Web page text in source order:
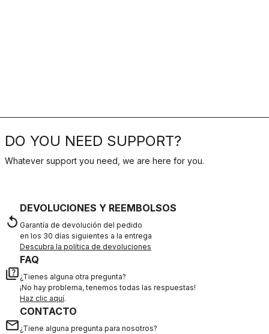
DO YOU NEED SUPPORT?
Whatever support you need, we are here for you.
replay
DEVOLUCIONES Y REEMBOLSOS
Garantía de devolución del pedido
en los 30 días siguientes a la entrega
Descubra la política de devoluciones
quiz
FAQ
¿Tienes alguna otra pregunta?
¡No hay problema, tenemos todas las respuestas!
Haz clic aquí.
email
CONTACTO
¿Tiene alguna pregunta para nosotros?